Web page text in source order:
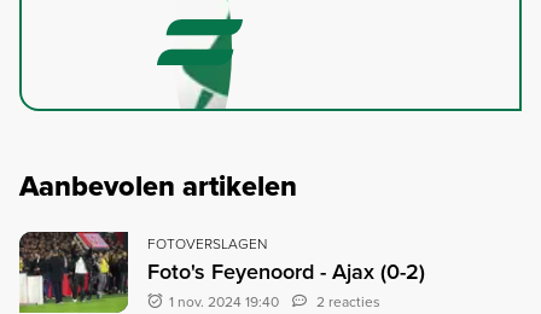
Aanbevolen artikelen
FOTOVERSLAGEN
Foto's Feyenoord - Ajax (0-2)
1 nov. 2024 19:40 2 reacties